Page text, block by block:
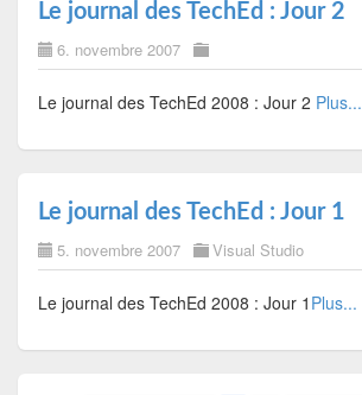
Le journal des TechEd : Jour 2
6. novembre 2007
Le journal des TechEd 2008 : Jour 2 Plus...
Le journal des TechEd : Jour 1
5. novembre 2007 Visual Studio
Le journal des TechEd 2008 : Jour 1 Plus...